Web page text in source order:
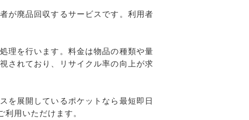
が廃品回収するサービスです。利用者
理を行います。料金は物品の種類や量
されており、リサイクル率の向上が求
を展開しているポケットなら最短即日
用いただけます。